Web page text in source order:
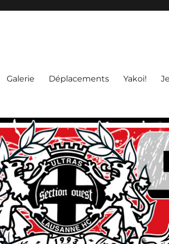
Galerie Déplacements Yakoi!